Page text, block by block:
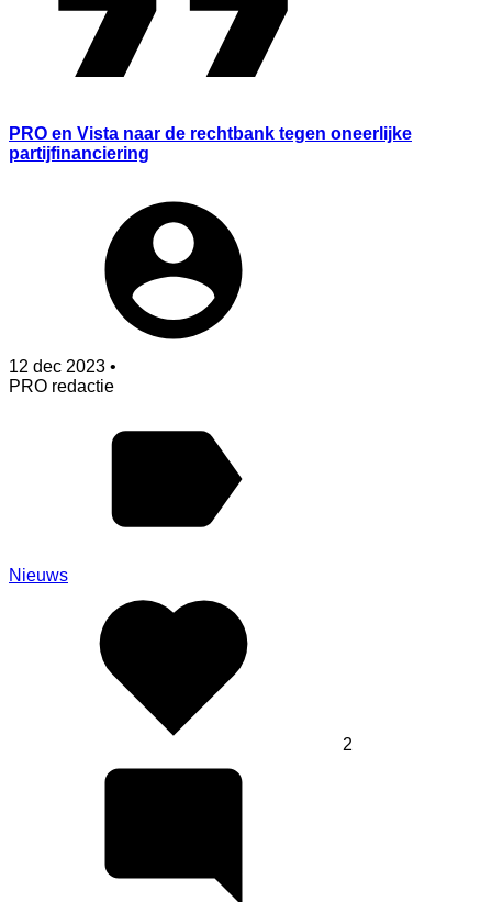
PRO en Vista naar de rechtbank tegen oneerlijke
partijfinanciering
12 dec 2023 •
PRO redactie
Nieuws
2